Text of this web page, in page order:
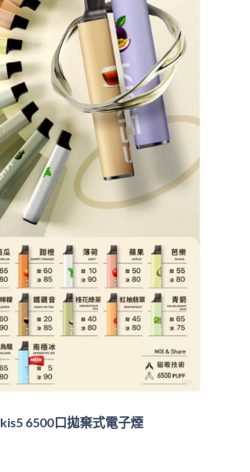
kis5 6500口拋棄式電子煙